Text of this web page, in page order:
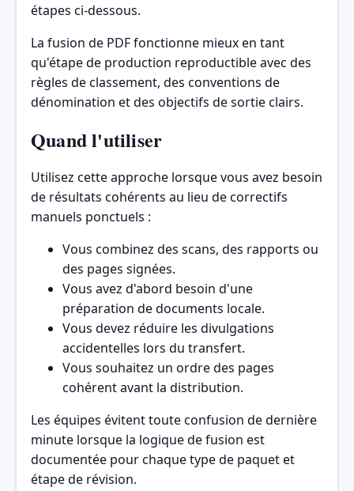
étapes ci-dessous.
La fusion de PDF fonctionne mieux en tant
qu'étape de production reproductible avec des
règles de classement, des conventions de
dénomination et des objectifs de sortie clairs.
Quand l'utiliser
Utilisez cette approche lorsque vous avez besoin
de résultats cohérents au lieu de correctifs
manuels ponctuels :
Vous combinez des scans, des rapports ou
des pages signées.
Vous avez d'abord besoin d'une
préparation de documents locale.
Vous devez réduire les divulgations
accidentelles lors du transfert.
Vous souhaitez un ordre des pages
cohérent avant la distribution.
Les équipes évitent toute confusion de dernière
minute lorsque la logique de fusion est
documentée pour chaque type de paquet et
étape de révision.